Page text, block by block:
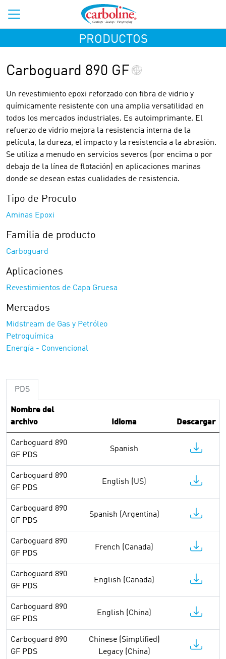
PRODUCTOS
Carboguard 890 GF
Un revestimiento epoxi reforzado con fibra de vidrio y
químicamente resistente con una amplia versatilidad en
todos los mercados industriales. Es autoimprimante. El
refuerzo de vidrio mejora la resistencia interna de la
película, la dureza, el impacto y la resistencia a la abrasión.
Se utiliza a menudo en servicios severos (por encima o por
debajo de la línea de flotación) en aplicaciones marinas
donde se desean estas cualidades de resistencia.
Tipo de Procuto
Aminas Epoxi
Familia de producto
Carboguard
Aplicaciones
Revestimientos de Capa Gruesa
Mercados
Midstream de Gas y Petróleo
Petroquímica
Energía - Convencional
PDS
Nombre del
archivo
Idioma Descargar
Carboguard 890
GF PDS
Spanish
Carboguard 890
GF PDS
English (US)
Carboguard 890
GF PDS
Spanish (Argentina)
Carboguard 890
GF PDS
French (Canada)
Carboguard 890
GF PDS
English (Canada)
Carboguard 890
GF PDS
English (China)
Carboguard 890
GF PDS
Chinese (Simplified)
Legacy (China)